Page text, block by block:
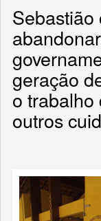
geração
o trabalho
outros